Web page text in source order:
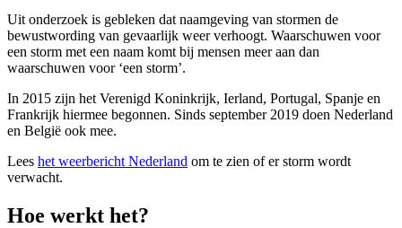
Uit onderzoek is gebleken dat naamgeving van stormen de
bewustwording van gevaarlijk weer verhoogt. Waarschuwen voor
een storm met een naam komt bij mensen meer aan dan
waarschuwen voor ‘een storm’.
In 2015 zijn het Verenigd Koninkrijk, Ierland, Portugal, Spanje en
Frankrijk hiermee begonnen. Sinds september 2019 doen Nederland
en België ook mee.
Lees het weerbericht Nederland om te zien of er storm wordt
verwacht.
Hoe werkt het?